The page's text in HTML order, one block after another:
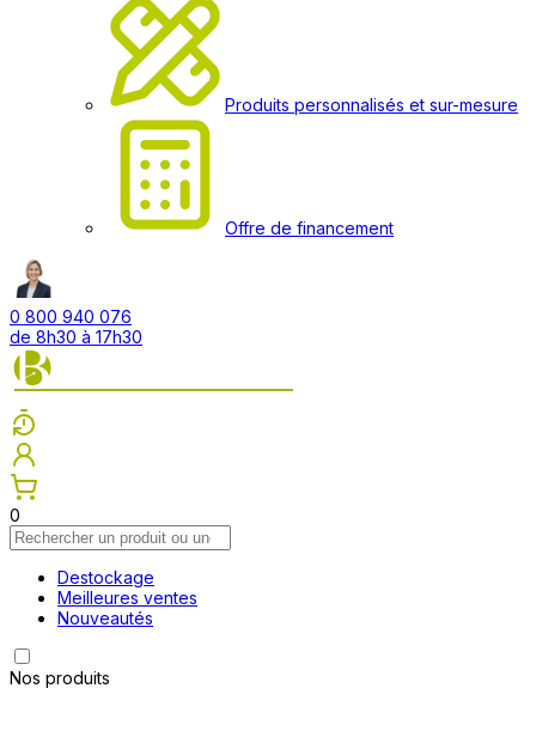
Produits personnalisés et sur-mesure
Offre de financement
0 800 940 076
de 8h30 à 17h30
0
Destockage
Meilleures ventes
Nouveautés
Nos produits